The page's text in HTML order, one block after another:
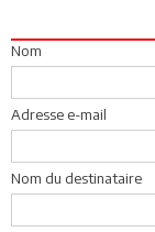
Nom
Adresse e-mail
Nom du destinataire